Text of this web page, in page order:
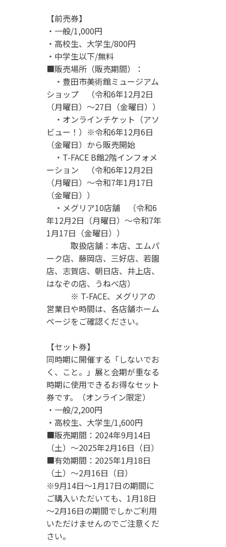
【前売券】
・一般/1,000円
・高校生、大学生/800円
・中学生以下/無料
■販売場所（販売期間）：
・豊田市美術館ミュージアム
ショップ （令和6年12月2日
（月曜日）～27日（金曜日））
・オンラインチケット（アソ
ビュー！）※令和6年12月6日
（金曜日）から販売開始
・T-FACE B館2階インフォメ
ーション （令和6年12月2日
（月曜日）～令和7年1月17日
（金曜日））
・メグリア10店舗 （令和6
年12月2日（月曜日）～令和7年
1月17日（金曜日））
取扱店舗：本店、エムパ
ーク店、藤岡店、三好店、若園
店、志賀店、朝日店、井上店、
はなぞの店、うねべ店）
※ T-FACE、メグリアの
営業日や時間は、各店舗ホーム
ページをご確認ください。
【セット券】
同時期に開催する「しないでお
く、こと。」展と会期が重なる
時期に使用できるお得なセット
券です。（オンライン限定）
・一般/2,200円
・高校生、大学生/1,600円
■販売期間：2024年9月14日
（土）～2025年2月16日（日）
■有効期間：2025年1月18日
（土）～2月16日（日）
※9月14日～1月17日の期間に
ご購入いただいても、1月18日
～2月16日の期間でしかご利用
いただけませんのでご注意くだ
さい。